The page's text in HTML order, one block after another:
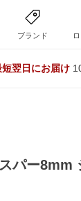
ブランド
短翌日にお届け
パー8mm